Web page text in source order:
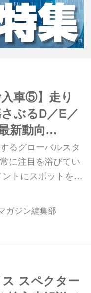
入車⑤】走り
ぶるD／E／
新動向
は踊るよいつ
るグローバルスタ
に注目を浴びてい
トにスポットを当
カテゴリーだけ
カーごとの個性も
ガジン編集部
スペクター